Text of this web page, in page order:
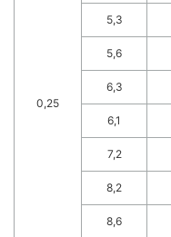
0,25
5,3
5,6
6,3
6,1
7,2
8,2
8,6